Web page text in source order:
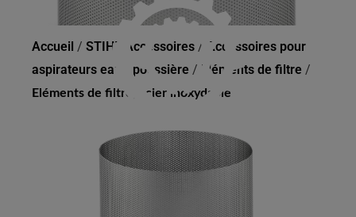
Accueil / STIHL Accessoires / Accessoires pour
aspirateurs eau / poussière / Éléments de filtre /
Eléments de filtre, acier inoxydable